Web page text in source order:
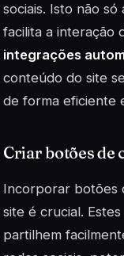
sociais. Isto não
facilita a interação
integrações
conteúdo do site
de forma eficiente
Criar botões
Incorporar botões
site é crucial.
partilhem